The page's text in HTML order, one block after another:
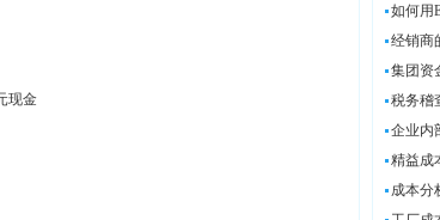
现金
如何用
经销商
集团资
税务稽
企业内
精益成
成本分